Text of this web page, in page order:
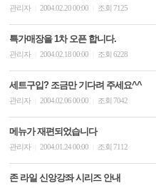
관리자 2004.02.20 00:00 조회 7125
특가매장을 1차 오픈 합니다.
관리자 2004.02.18 00:00 조회 6228
세트구입? 조금만 기다려 주세요^^
관리자 2004.02.06 00:00 조회 7042
메뉴가 재편되었습니다
관리자 2004.01.24 00:00 조회 7112
존 라일 신앙강좌 시리즈 안내